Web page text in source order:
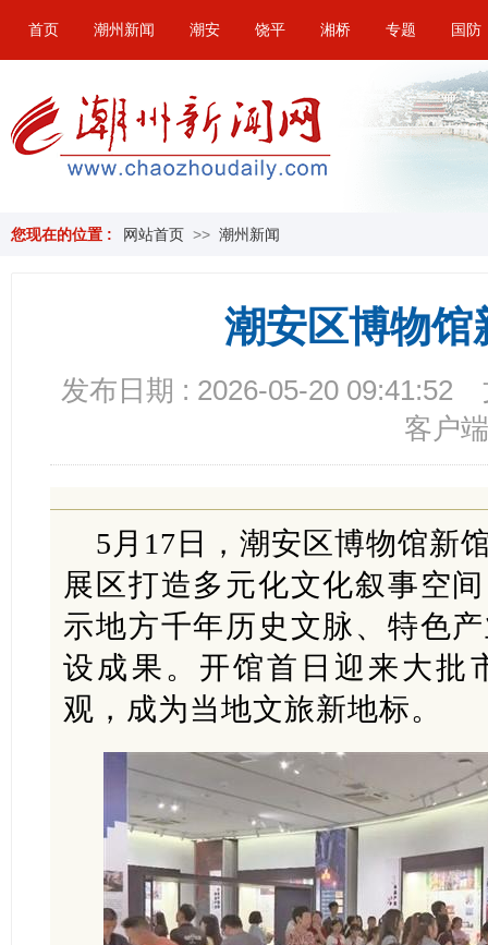
首页 潮州新闻 潮安 饶平 湘桥 专题 国防
您现在的位置 : 网站首页 >> 潮州新闻
潮安区博物馆
发布日期 : 2026-05-20 09:41:52
客户端
5月17日，潮安区博物馆新
展区打造多元化文化叙事空
示地方千年历史文脉、特色
设成果。开馆首日迎来大批
观，成为当地文旅新地标。